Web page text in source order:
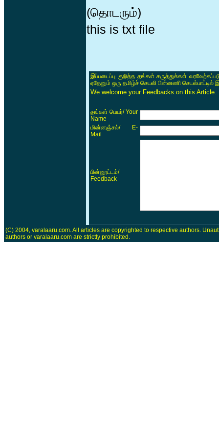
(தொடரும்)
this is txt file
இப்படைப்பு குறித்த தங்கள் கருத்துக்கள்
ஏதேனும் ஒரு தமிழ்ச் செயலி பின்னணி செயல்பாட்டில்
We welcome your Feedbacks on this
தங்கள் பெயர்/ Your
Name
மின்னஞ்சல்/ E-
Mail
பின்னூட்டம்/
Feedback
(C) 2004, varalaaru.com. All articles are copyrighted to respective authors.
authors or varalaaru.com are strictly prohibited.